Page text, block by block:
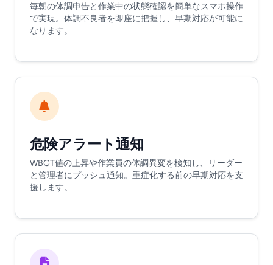
毎朝の体調申告と作業中の状態確認を簡単なスマホ操作
で実現。体調不良者を即座に把握し、早期対応が可能に
なります。
危険アラート通知
WBGT値の上昇や作業員の体調異変を検知し、リーダー
と管理者にプッシュ通知。重症化する前の早期対応を支
援します。